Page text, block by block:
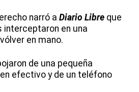
narró a Diario Libre que
interceptaron en una
en mano.
de una pequeña
efectivo y de un teléfono